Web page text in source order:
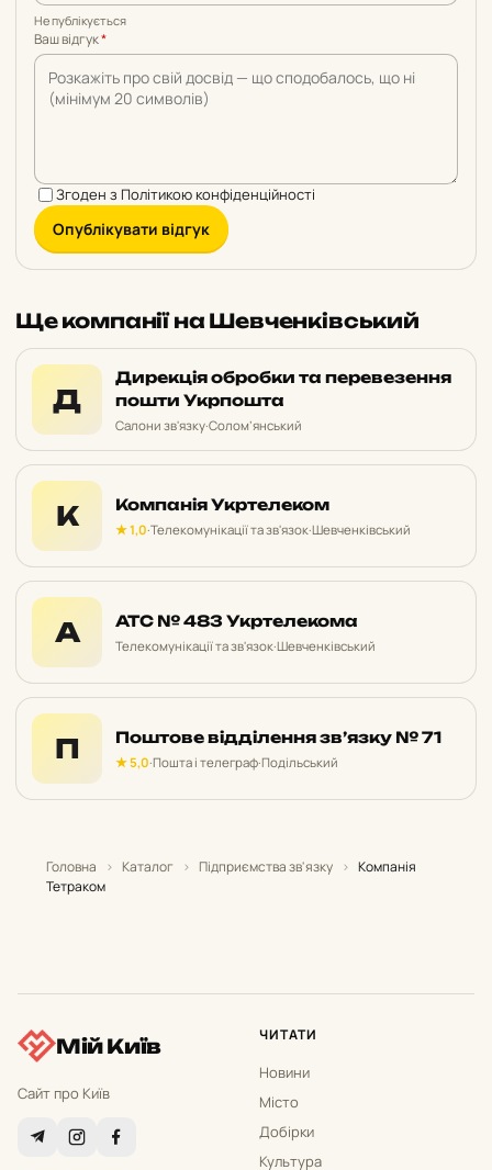
Не публікується
Ваш відгук*
Згоден з Політикою конфіденційності
Опублікувати відгук
Ще компанії на Шевченківський
Д
Дирекція обробки та перевезення
пошти Укрпошта
Салони зв'язку·Солом’янський
К Компанія Укртелеком
★ 1,0·Телекомунікації та зв'язок·Шевченківський
А АТС № 483 Укртелекома
Телекомунікації та зв'язок·Шевченківський
П Поштове відділення зв’язку № 71
★ 5,0·Пошта і телеграф·Подільський
Головна › Каталог › Підприємства зв'язку › Компанія
Тетраком
Мій Київ
Сайт про Київ
ЧИТАТИ
Новини
Місто
Добірки
Культура